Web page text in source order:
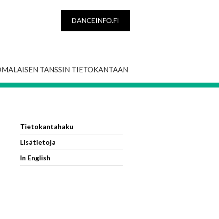
DANCEINFO.FI
TANSSIN TIETOKANTAAN
Tietokantahaku
Lisätietoja
In English